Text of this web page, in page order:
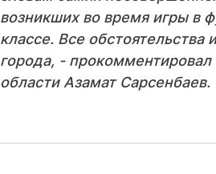
возникших во время игры в
классе. Все
города, -
области Азамат Сарсенбаев.